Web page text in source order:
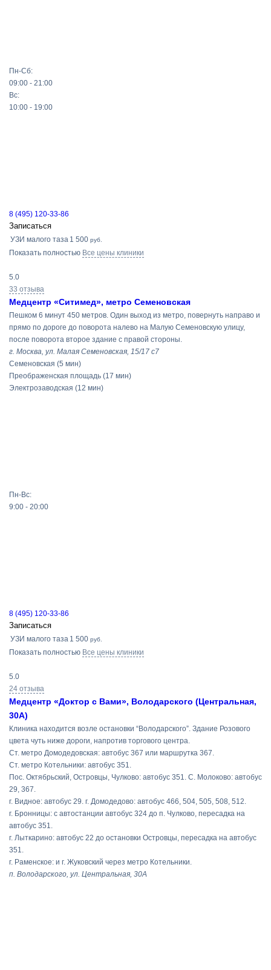
Пн-Сб:
09:00 - 21:00
Вс:
10:00 - 19:00
8 (495) 120-33-86
Записаться
УЗИ малого таза 1 500 руб.
Показать полностью Все цены клиники
5.0
33 отзыва
Медцентр «Ситимед», метро Семеновская
Пешком 6 минут 450 метров. Один выход из метро, повернуть направо и
прямо по дороге до поворота налево на Малую Семеновскую улицу,
после поворота второе здание с правой стороны.
г. Москва, ул. Малая Семеновская, 15/17 с7
Семеновская (5 мин)
Преображенская площадь (17 мин)
Электрозаводская (12 мин)
Пн-Вс:
9:00 - 20:00
8 (495) 120-33-86
Записаться
УЗИ малого таза 1 500 руб.
Показать полностью Все цены клиники
5.0
24 отзыва
Медцентр «Доктор с Вами», Володарского (Центральная,
30А)
Клиника находится возле остановки “Володарского”. Здание Розового
цвета чуть ниже дороги, напротив торгового центра.
Ст. метро Домодедовская: автобус 367 или маршрутка 367.
Ст. метро Котельники: автобус 351.
Пос. Октябрьский, Островцы, Чулково: автобус 351. С. Молоково: автобус
29, 367.
г. Видное: автобус 29. г. Домодедово: автобус 466, 504, 505, 508, 512.
г. Бронницы: с автостанции автобус 324 до п. Чулково, пересадка на
автобус 351.
г. Лыткарино: автобус 22 до остановки Островцы, пересадка на автобус
351.
г. Раменское: и г. Жуковский через метро Котельники.
п. Володарского, ул. Центральная, 30А